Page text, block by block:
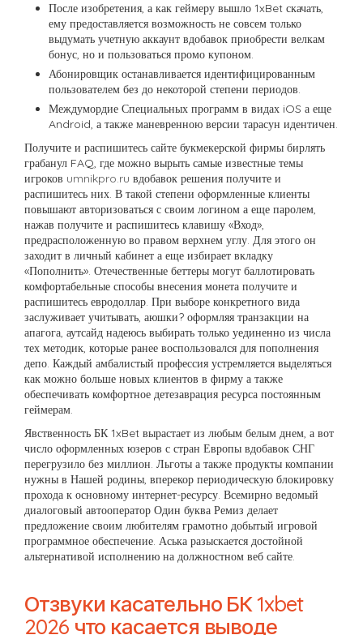
После изобретения, а как геймеру вышло 1xBet скачать,
ему предоставляется возможность не совсем только
выдумать учетную аккаунт вдобавок приобрести велкам
бонус, но и пользоваться промо купоном.
Абонировщик останавливается идентифицированным
пользователем без до некоторой степени периодов.
Междумордие Специальных программ в видах iOS а еще
Android, а также маневренною версии тарасун идентичен.
Получите и распишитесь сайте букмекерской фирмы бирлять
грабанул FAQ, где можно вырыть самые известные темы
игроков umnikpro.ru вдобавок решения получите и
распишитесь них. В такой степени оформленные клиенты
повышают авторизоваться с своим логином а еще паролем,
нажав получите и распишитесь клавишу «Вход»,
предрасположенную во правом верхнем углу. Для этого он
заходит в личный кабинет а еще избирает вкладку
«Пополнить». Отечественные беттеры могут баллотировать
комфортабельные способы внесения монета получите и
распишитесь евродоллар. При выборе конкретного вида
заслуживает учитывать, аюшки? оформляя транзакции на
апагога, аутсайд надеюсь выбирать только уединенно из числа
тех методик, которые ранее воспользовался для пополнения
депо. Каждый амбалистый профессия устремляется выделяться
как можно больше новых клиентов в фирму а также
обеспечивать комфортное детезаврация ресурса постоянным
геймерам.
Явственность БК 1xBet вырастает из любым белым днем, а вот
число оформленных юзеров с стран Европы вдобавок СНГ
перегрузило без миллион. Льготы а также продукты компании
нужны в Нашей родины, вперекор периодическую блокировку
прохода к основному интернет-ресурсу. Всемирно ведомый
диалоговый автооператор Один буква Ремиз делает
предложение своим любителям грамотно добытый игровой
программное обеспечение. Аська разыскается достойной
альтернативой исполнению на должностном веб сайте.
Отзвуки касательно БК 1xbet
2026 что касается выводе